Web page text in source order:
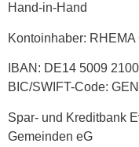
Hand-in-Hand
Kontoinhaber: RHEMA
IBAN: DE14 5009
BIC/SWIFT-Code:
Spar- und Kreditbank
Gemeinden eG